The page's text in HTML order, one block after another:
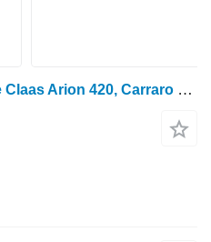
Front axle Claas Front axle Claas Arion 420, Carraro 20.19Si 0021803664 za Claas Arion 420, Carraro 20.19Si traktora točkaša